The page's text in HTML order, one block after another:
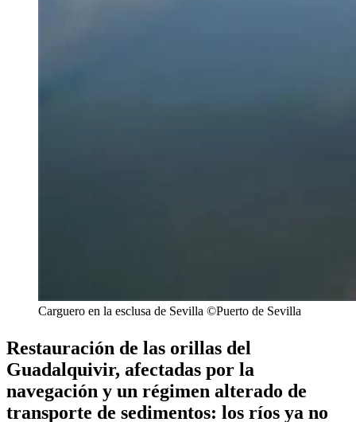
Carguero en la esclusa de Sevilla ©Puerto de Sevilla
Restauración de las orillas del
Guadalquivir, afectadas por la
navegación y un régimen alterado de
transporte de sedimentos: los ríos ya no